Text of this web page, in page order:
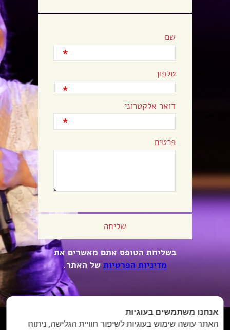
שם
*
טלפון
*
דואר אלקטרוני
*
פרטים
בשליחת הטופס אתם מאשרים את
מדיניות הפרטיות של האתר.
אנחנו משתמשים בעוגיות
האתר עושה שימוש בעוגיות לשיפור חוויית הגלישה, ניתוח